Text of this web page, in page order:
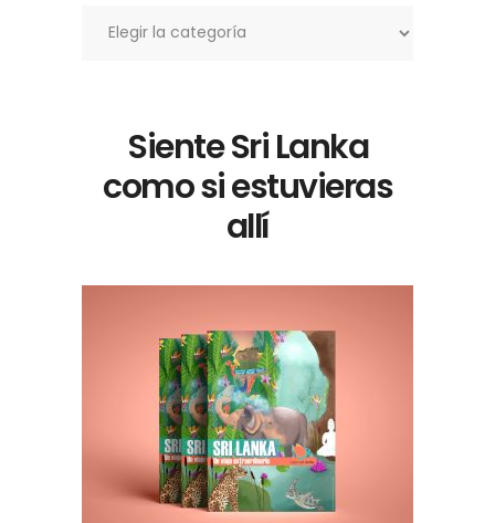
Siente Sri Lanka
como si estuvieras
allí